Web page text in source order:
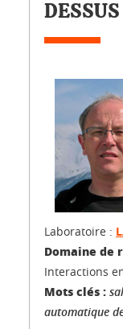
Laboratoire :
Domaine de
Interactions
Mots clés :
automatique